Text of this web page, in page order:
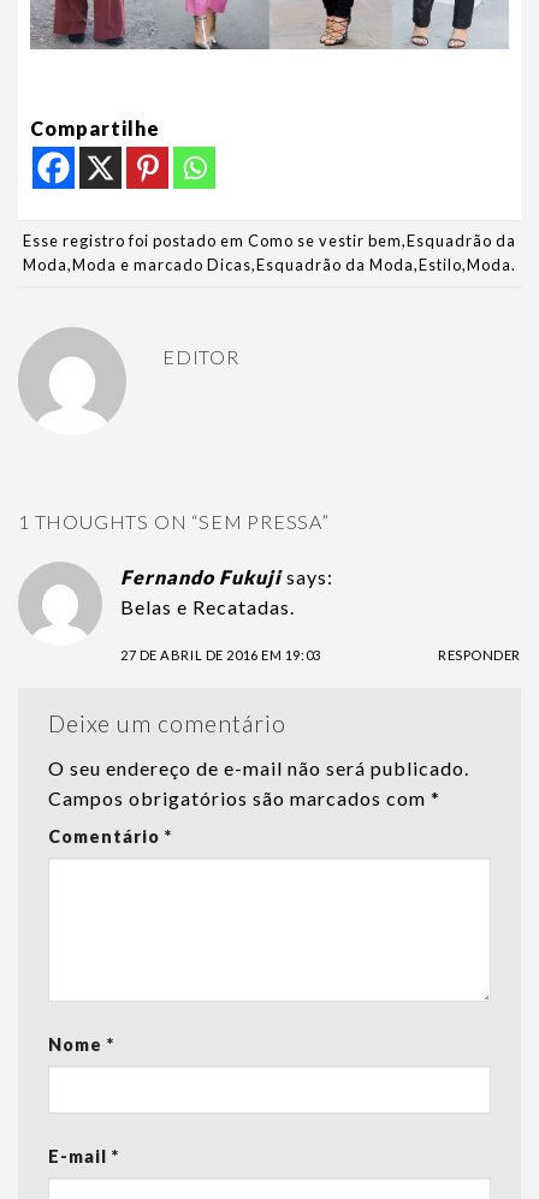
Compartilhe
Esse registro foi postado em Como se vestir bem,Esquadrão da
Moda,Moda e marcado Dicas,Esquadrão da Moda,Estilo,Moda.
EDITOR
1 THOUGHTS ON “SEM PRESSA”
Fernando Fukuji says:
Belas e Recatadas.
27 DE ABRIL DE 2016 EM 19:03 RESPONDER
Deixe um comentário
O seu endereço de e-mail não será publicado.
Campos obrigatórios são marcados com *
Comentário *
Nome *
E-mail *